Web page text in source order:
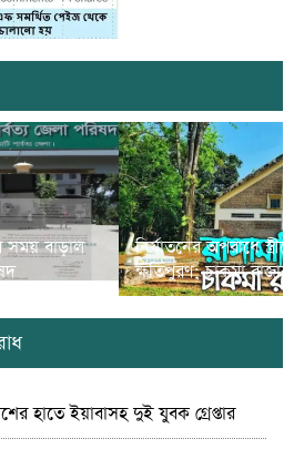
সময় বাড়াল
নির্যাতনের অপরাধে
ক্ষতিপুরণ; চাকমা
হাতে ইয়াবাসহ দুই যুবক গ্রেপ্তার